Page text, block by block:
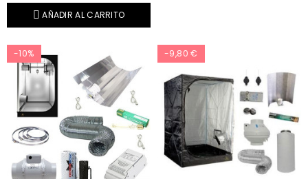
AÑADIR AL CARRITO
-10% -9,80 €